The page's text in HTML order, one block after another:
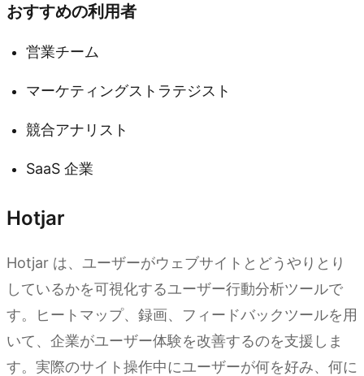
おすすめの利用者
営業チーム
マーケティングストラテジスト
競合アナリスト
SaaS 企業
Hotjar
Hotjar は、ユーザーがウェブサイトとどうやりとり
しているかを可視化するユーザー行動分析ツールで
す。ヒートマップ、録画、フィードバックツールを用
いて、企業がユーザー体験を改善するのを支援しま
す。実際のサイト操作中にユーザーが何を好み、何に